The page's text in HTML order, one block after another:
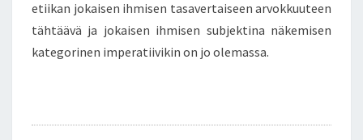
etiikan jokaisen ihmisen tasavertaiseen arvokkuuteen
tähtäävä ja jokaisen ihmisen subjektina näkemisen
kategorinen imperatiivikin on jo olemassa.